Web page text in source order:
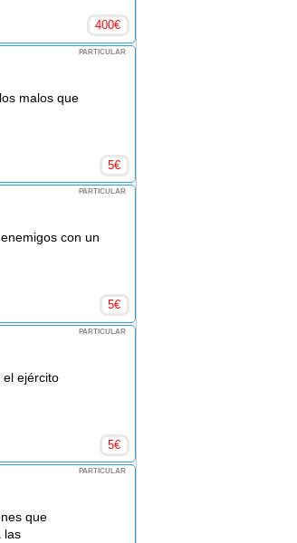
400€
PARTICULAR
malos que
5€
PARTICULAR
con un
5€
PARTICULAR
el ejército
5€
PARTICULAR
que
las